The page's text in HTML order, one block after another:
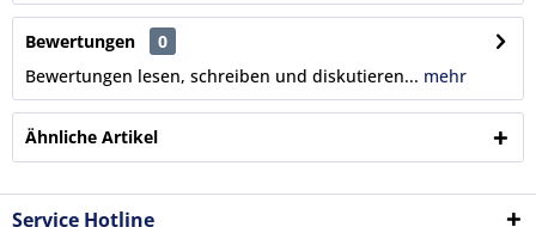
Bewertungen
0
Bewertungen lesen, schreiben und diskutieren... mehr
Ähnliche Artikel
Service Hotline